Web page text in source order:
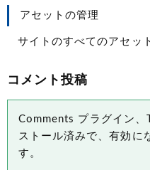
アセットの管理
サイトのすべてのアセッ
コメント投稿
Comments プラグイン、
ストール済みで、有効に
す。